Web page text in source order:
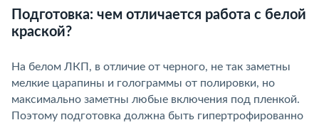
Подготовка: чем отличается работа с белой
краской?
На белом ЛКП, в отличие от черного, не так заметны
мелкие царапины и голограммы от полировки, но
максимально заметны любые включения под пленкой.
Поэтому подготовка должна быть гипертрофированно